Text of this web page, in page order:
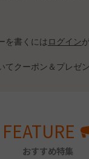
を書くには ログイン
てクーポン＆プレゼ
FEATURE
おすすめ特集